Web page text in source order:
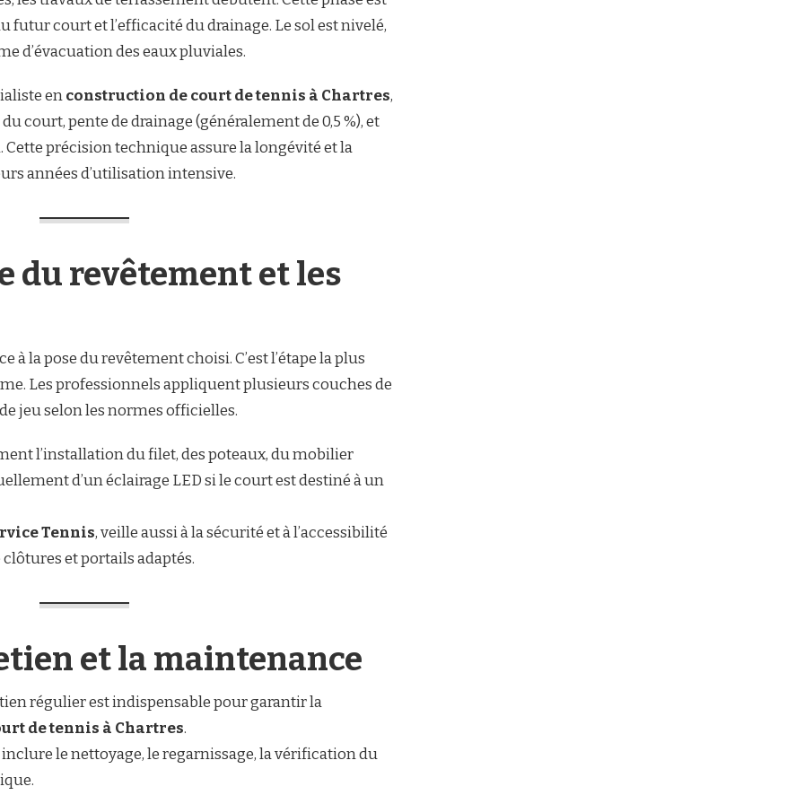
futur court et l’efficacité du drainage. Le sol est nivelé,
d’évacuation des eaux pluviales.
enconstruction de court de tennis à Chartres,
court, pente de drainage (généralement de 0,5 %), et
précision technique assure la longévité et la
années d’utilisation intensive.
du revêtement et les
à la pose du revêtement choisi. C’est l’étape la plus
Les professionnels appliquent plusieurs couches de
jeu selon les normes officielles.
l’installation du filet, des poteaux, du mobilier
d’un éclairage LED si le court est destiné à un
Tennis, veille aussi à la sécurité et à l’accessibilité
et portails adaptés.
et la maintenance
régulier est indispensable pour garantir la
de tennis à Chartres.
le nettoyage, le regarnissage, la vérification du